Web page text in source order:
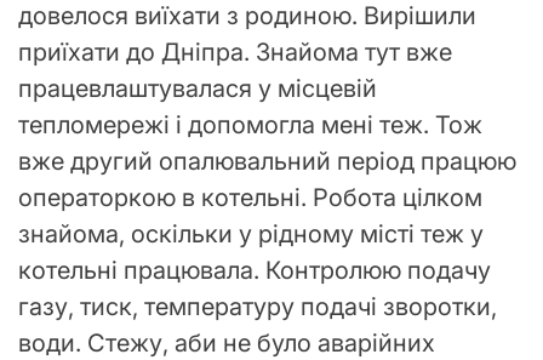
довелося виїхати з родиною. Вирішили
приїхати до Дніпра. Знайома тут вже
працевлаштувалася у місцевій
тепломережі і допомогла мені теж. Тож
вже другий опалювальний період працюю
операторкою в котельні. Робота цілком
знайома, оскільки у рідному місті теж у
котельні працювала. Контролюю подачу
газу, тиск, температуру подачі зворотки,
води. Стежу, аби не було аварійних